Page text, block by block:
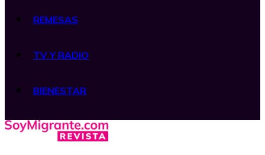
REMESAS
TV Y RADIO
BIENESTAR